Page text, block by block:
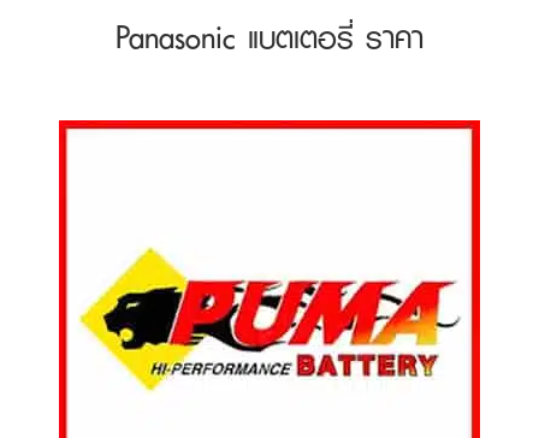
Panasonic แบตเตอรี่ ราคา